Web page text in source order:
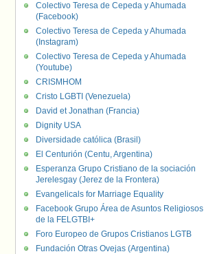
Colectivo Teresa de Cepeda y Ahumada
(Facebook)
Colectivo Teresa de Cepeda y Ahumada
(Instagram)
Colectivo Teresa de Cepeda y Ahumada
(Youtube)
CRISMHOM
Cristo LGBTI (Venezuela)
David et Jonathan (Francia)
Dignity USA
Diversidade católica (Brasil)
El Centurión (Centu, Argentina)
Esperanza Grupo Cristiano de la sociación
Jerelesgay (Jerez de la Frontera)
Evangelicals for Marriage Equality
Facebook Grupo Área de Asuntos Religiosos
de la FELGTBI+
Foro Europeo de Grupos Cristianos LGTB
Fundación Otras Ovejas (Argentina)